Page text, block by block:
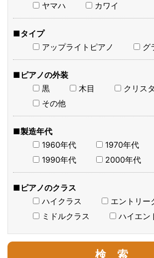
ヤマハ
カワイ
■タイプ
アップライトピアノ
グ
■ピアノの外装
黒
木目
クリス
その他
■製造年代
1960年代
1970年代
1990年代
2000年代
■ピアノのクラス
ハイクラス
エントリー
ミドルクラス
ハイエン